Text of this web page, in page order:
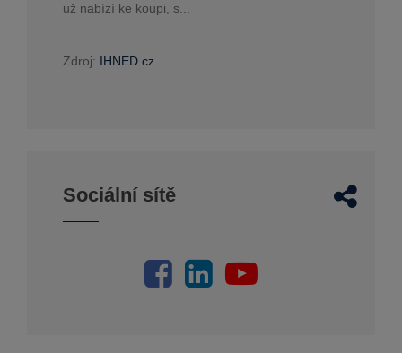
už nabízí ke koupi, s...
Zdroj: IHNED.cz
Sociální sítě